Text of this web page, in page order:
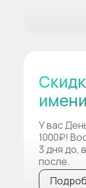
У вас
1000₽!
3 дня до,
после.